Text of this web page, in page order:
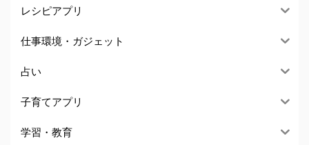
レシピアプリ
仕事環境・ガジェット
占い
子育てアプリ
学習・教育